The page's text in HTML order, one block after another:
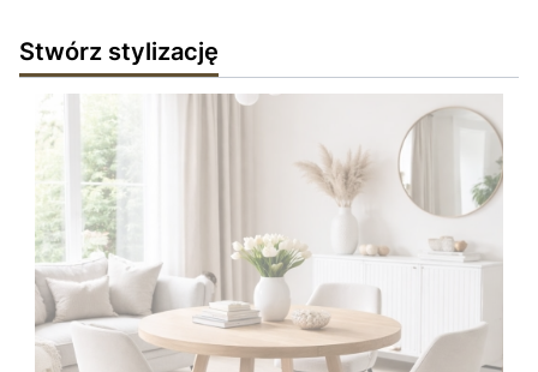
Stwórz stylizację